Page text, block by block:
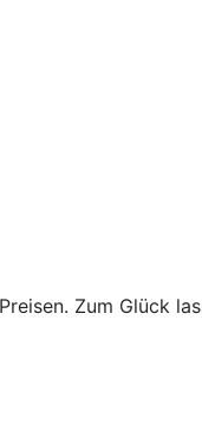
Zum Glück